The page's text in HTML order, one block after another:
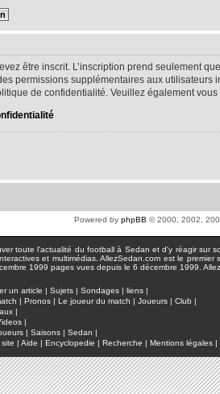
être inscrit. L’inscription prend seulement
permissions supplémentaires aux
de confidentialité. Veuillez également
Powered by phpBB © 2000, 2002,
toute l'actualité du football à Sedan et d'y réagir sur
et multimédias. AllezSedan.com est le
pages vues depuis le 6 décembre 1999.
un article | Sujets | Sondages | liens |
| Pronos | Le joueur du match | Joueurs | Club |
|
|
| Saisons | Sedan |
| Aide | Encyclopedie | Recherche | Mentions légales |